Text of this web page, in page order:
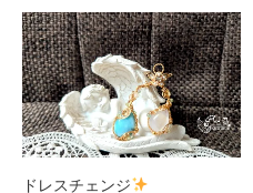
ドレスチェンジ